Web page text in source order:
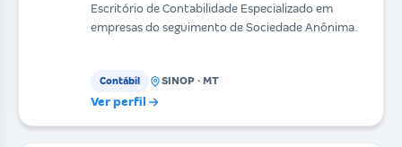
Escritório de Contabilidade Especializado em
empresas do seguimento de Sociedade Anônima.
Contábil SINOP · MT
Ver perfil